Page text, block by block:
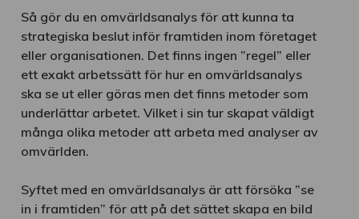
Så gör du en omvärldsanalys för att kunna ta
strategiska beslut inför framtiden inom företaget
eller organisationen. Det finns ingen ”regel” eller
ett exakt arbetssätt för hur en omvärldsanalys
ska se ut eller göras men det finns metoder som
underlättar arbetet. Vilket i sin tur skapat väldigt
många olika metoder att arbeta med analyser av
omvärlden.
Syftet med en omvärldsanalys är att försöka ”se
in i framtiden” för att på det sättet skapa en bild